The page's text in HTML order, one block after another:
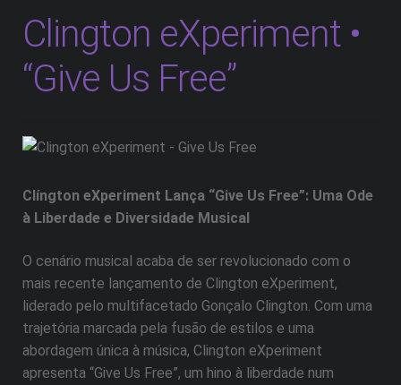
Clington eXperiment •
“Give Us Free”
Clíngton eXperiment Lança “Give Us Free”: Uma Ode
à Liberdade e Diversidade Musical
O cenário musical acaba de ser revolucionado com o
mais recente lançamento de Clington eXperiment,
liderado pelo multifacetado Gonçalo Clington. Com uma
trajetória marcada pela fusão de estilos e uma
abordagem única à música, Clington eXperiment
apresenta “Give Us Free”, um hino à liberdade num